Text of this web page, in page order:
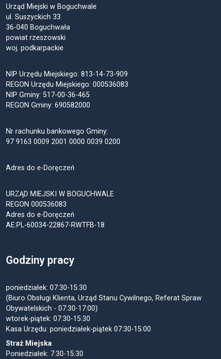
Urząd Miejski w Boguchwale
ul. Suszyckich 33
36-040 Boguchwała
powiat rzeszowski
woj. podkarpackie
NIP Urzędu Miejskiego: 813-14-73-909
REGON Urzędu Miejskiego: 000536083
NIP Gminy: 517-00-36-465
REGON Gminy: 690582000
Nr rachunku bankowego Gminy:
97 9163 0009 2001 0000 0039 0200
Adres do e-Doręczeń
URZĄD MIEJSKI W BOGUCHWALE
REGON 000536083
Adres do e-Doręczeń
AE:PL-60034-22867-RWTFB-18
Godziny pracy
poniedziałek: 07:30-15:30
(Biuro Obsługi Klienta, Urząd Stanu Cywilnego, Referat Spraw
Obywatelskich - 07:30-17:00)
wtorek-piątek: 07:30-15:30
Kasa Urzędu: poniedziałek-piątek 07:30-15:00
Straż Miejska
Poniedziałek: 7:30-15:30